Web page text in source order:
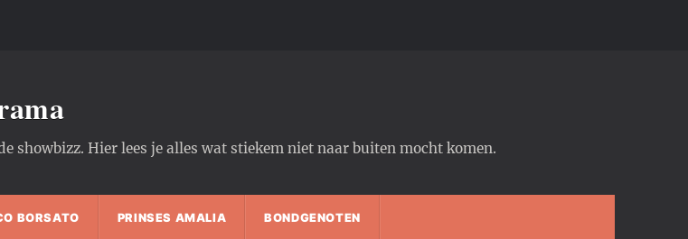
showbizz. Hier lees je alles wat stiekem niet naar buiten mocht komen.
BORSATO PRINSES AMALIA BONDGENOTEN